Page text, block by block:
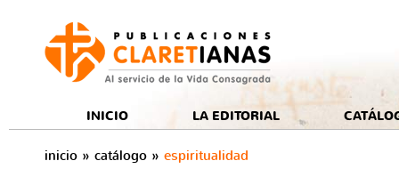
INICIO LA EDITORIAL
inicio » catálogo » espiritualidad